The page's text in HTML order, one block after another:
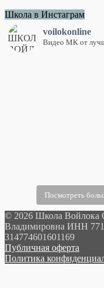
Школа в Инстаграм
voilokonline
Видео МК от
Посмотреть
© 2026 Школа Войлока
Владимировна ИНН
314774601601169
Публичная оферта
Политика